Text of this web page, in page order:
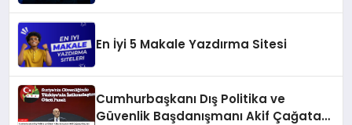
En İyi 5 Makale Yazdırma Sitesi
Cumhurbaşkanı Dış Politika ve
Güvenlik Başdanışmanı Akif Çağatay